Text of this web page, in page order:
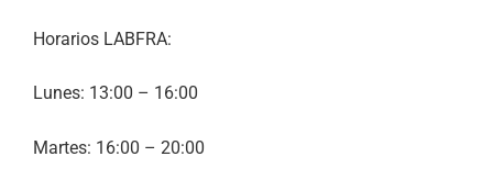
Horarios LABFRA:
Lunes: 13:00 – 16:00
Martes: 16:00 – 20:00